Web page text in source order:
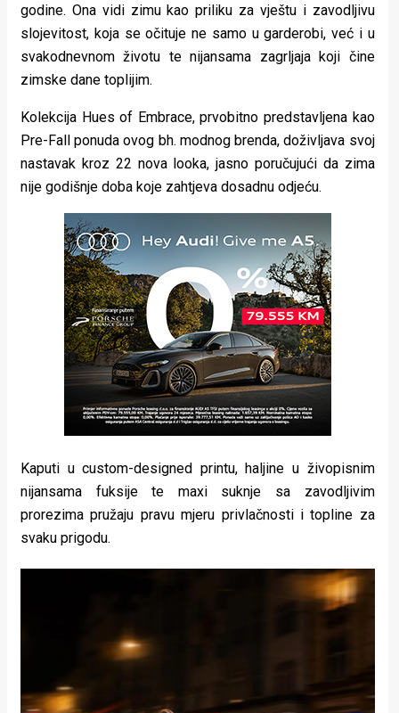
About
Urban
Magazin
godine. Ona vidi zimu kao priliku za vještu i zavodljivu
slojevitost, koja se očituje ne samo u garderobi, već i u
svakodnevnom životu te nijansama zagrljaja koji čine
zimske dane toplijim.
Kolekcija Hues of Embrace, prvobitno predstavljena kao
Pre-Fall ponuda ovog bh. modnog brenda, doživljava svoj
nastavak kroz 22 nova looka, jasno poručujući da zima
nije godišnje doba koje zahtjeva dosadnu odjeću.
Kaputi u custom-designed printu, haljine u živopisnim
nijansama fuksije te maxi suknje sa zavodljivim
prorezima pružaju pravu mjeru privlačnosti i topline za
svaku prigodu.